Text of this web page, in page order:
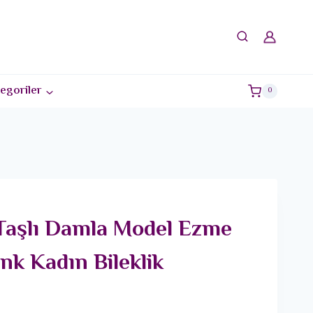
0
Damla Model Ezme
Kadın Bileklik